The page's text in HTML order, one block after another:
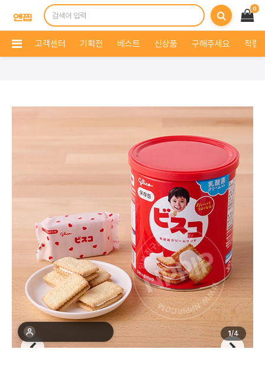
0
고객센터 기획전 베스트 신상품 구해주세요 적립
1 /4